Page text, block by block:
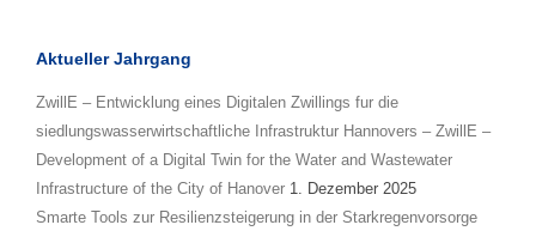
Aktueller Jahrgang
ZwillE – Entwicklung eines Digitalen Zwillings fur die
siedlungswasserwirtschaftliche Infrastruktur Hannovers – ZwillE –
Development of a Digital Twin for the Water and Wastewater
Infrastructure of the City of Hanover 1. Dezember 2025
Smarte Tools zur Resilienzsteigerung in der Starkregenvorsorge